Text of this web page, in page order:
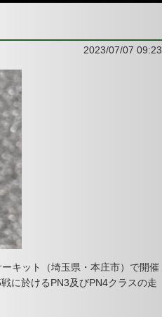
2023/07/07 09:23
キット（埼玉県・本庄市）で開催
に於けるPN3及びPN4クラスの走